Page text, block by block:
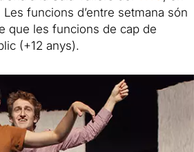
funcions d’entre setmana són
que les funcions de cap de
(+12 anys).